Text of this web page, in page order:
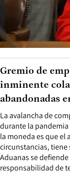
La avalancha de
durante la
la moneda es que
circunstancias, tiene
Aduanas se
responsabilidad de
Gremio de
inminente
abandonadas